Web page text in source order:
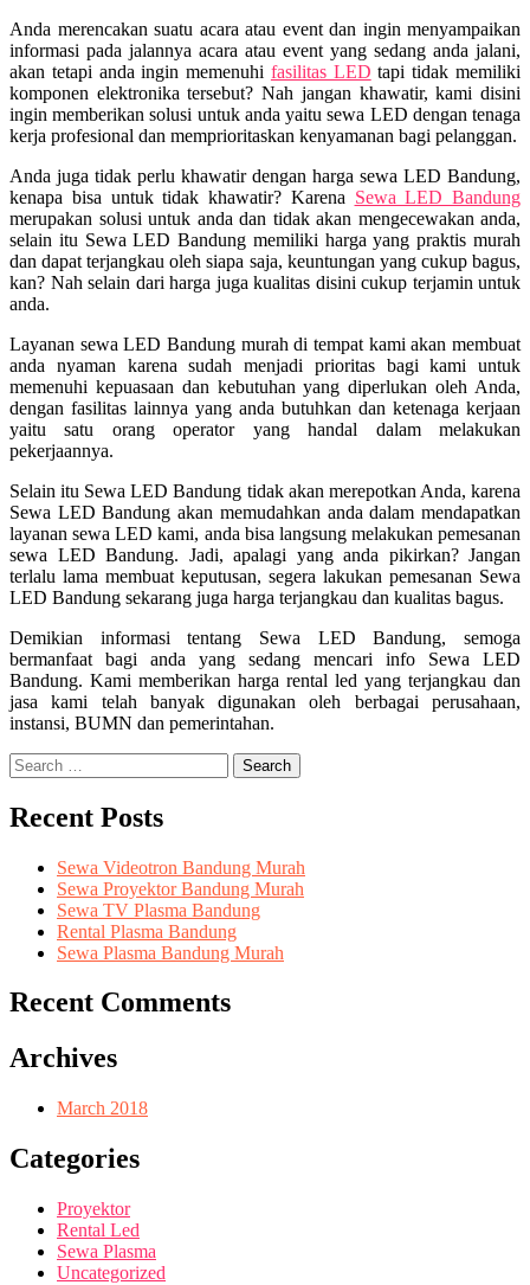
Anda merencakan suatu acara atau event dan ingin menyampaikan
informasi pada jalannya acara atau event yang sedang anda jalani,
akan tetapi anda ingin memenuhi fasilitas LED tapi tidak memiliki
komponen elektronika tersebut? Nah jangan khawatir, kami disini
ingin memberikan solusi untuk anda yaitu sewa LED dengan tenaga
kerja profesional dan memprioritaskan kenyamanan bagi pelanggan.
Anda juga tidak perlu khawatir dengan harga sewa LED Bandung,
kenapa bisa untuk tidak khawatir? Karena Sewa LED Bandung
merupakan solusi untuk anda dan tidak akan mengecewakan anda,
selain itu Sewa LED Bandung memiliki harga yang praktis murah
dan dapat terjangkau oleh siapa saja, keuntungan yang cukup bagus,
kan? Nah selain dari harga juga kualitas disini cukup terjamin untuk
anda.
Layanan sewa LED Bandung murah di tempat kami akan membuat
anda nyaman karena sudah menjadi prioritas bagi kami untuk
memenuhi kepuasaan dan kebutuhan yang diperlukan oleh Anda,
dengan fasilitas lainnya yang anda butuhkan dan ketenaga kerjaan
yaitu satu orang operator yang handal dalam melakukan
pekerjaannya.
Selain itu Sewa LED Bandung tidak akan merepotkan Anda, karena
Sewa LED Bandung akan memudahkan anda dalam mendapatkan
layanan sewa LED kami, anda bisa langsung melakukan pemesanan
sewa LED Bandung. Jadi, apalagi yang anda pikirkan? Jangan
terlalu lama membuat keputusan, segera lakukan pemesanan Sewa
LED Bandung sekarang juga harga terjangkau dan kualitas bagus.
Demikian informasi tentang Sewa LED Bandung, semoga
bermanfaat bagi anda yang sedang mencari info Sewa LED
Bandung. Kami memberikan harga rental led yang terjangkau dan
jasa kami telah banyak digunakan oleh berbagai perusahaan,
instansi, BUMN dan pemerintahan.
Search
for:
Recent Posts
Sewa Videotron Bandung Murah
Sewa Proyektor Bandung Murah
Sewa TV Plasma Bandung
Rental Plasma Bandung
Sewa Plasma Bandung Murah
Recent Comments
Archives
March 2018
Categories
Proyektor
Rental Led
Sewa Plasma
Uncategorized